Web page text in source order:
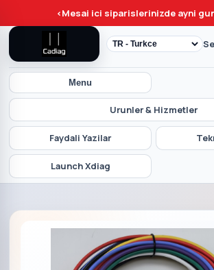
<Mesai ici siparislerinizde ayni
Menu
Urunler & Hizmetler
Faydali Yazilar
Launch Xdiag